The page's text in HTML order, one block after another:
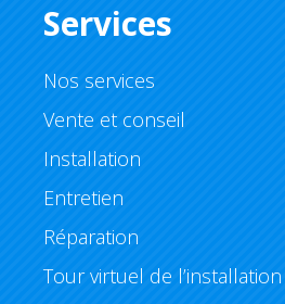
Services
Nos services
Vente et conseil
Installation
Entretien
Réparation
Tour virtuel de l’installation